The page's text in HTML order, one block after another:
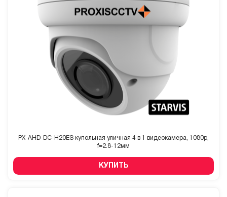
PX-AHD-DC-H20ES купольная уличная 4 в 1 видеокамера, 1080p,
f=2.8-12мм
КУПИТЬ